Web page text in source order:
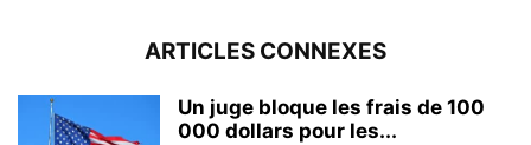
ARTICLES CONNEXES
Un juge bloque les frais de 100
000 dollars pour les...